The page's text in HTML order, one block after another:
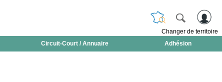
Changer de territoire
Circuit-Court / Annuaire Adhésion